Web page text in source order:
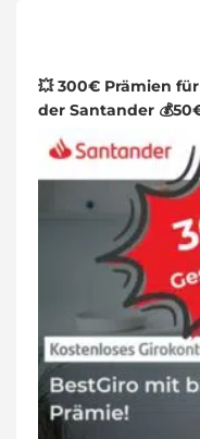
💥 300€ Prämien für
der Santander